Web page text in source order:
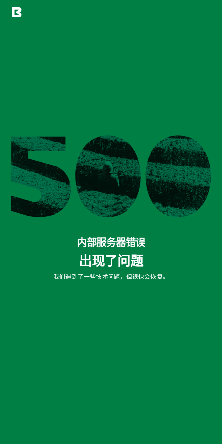
内部服务器错误
出现了问题
我们遇到了一些技术问题，但很快会恢复。